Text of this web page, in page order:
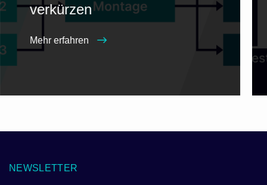
verkürzen
Mehr erfahren
NEWSLETTER